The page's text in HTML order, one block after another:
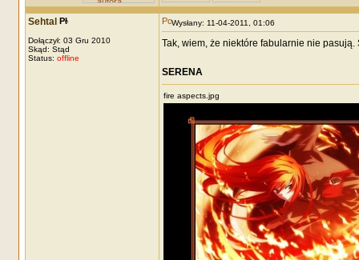
Sehtal
Dołączył: 03 Gru 2010
Skąd: Stąd
Status: offline
Wysłany: 11-04-2011, 01:06
Tak, wiem, że niektóre fabularnie nie
SERENA
fire aspects.jpg